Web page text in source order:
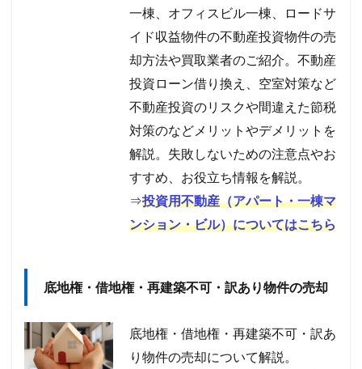
一棟、オフィスビル一棟、ロードサ
イド収益物件の不動産投資物件の売
却方法や買取業者のご紹介。不動産
投資ローン借り換え、空室対策など
不動産投資のリスクや間違えた節税
対策のなどメリットやデメリットを
解説。失敗しないための注意点やお
すすめ、お役立ち情報を解説。
⇒投資用不動産（アパート・一棟マ
ンション・ビル）についてはこちら
底地権・借地権・再建築不可・訳あり物件の売却
底地権・借地権・再建築不可・訳あ
り物件の売却について解説。